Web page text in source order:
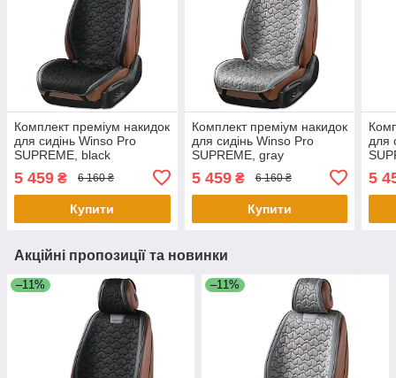
Комплект преміум накидок
для сидінь Winso Pro
SUPREME, black
5 459 ₴ 6 160 ₴
Купити
Комплект преміум накидок
для сидінь Winso Pro
SUPREME, gray
5 459₴ 6 160 ₴
Купити
для
5
Акційні пропозиції та новинки
–11% –11%